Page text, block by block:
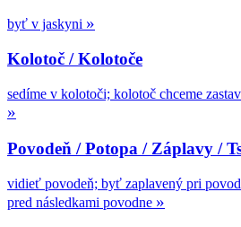
byť v jaskyni »
Kolotoč / Kolotoče
sedíme v kolotoči; kolotoč chceme
»
Povodeň / Potopa / Záplavy /
vidieť povodeň; byť zaplavený pri
pred následkami povodne »